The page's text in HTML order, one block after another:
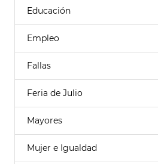
Educación
Empleo
Fallas
Feria de Julio
Mayores
Mujer e Igualdad